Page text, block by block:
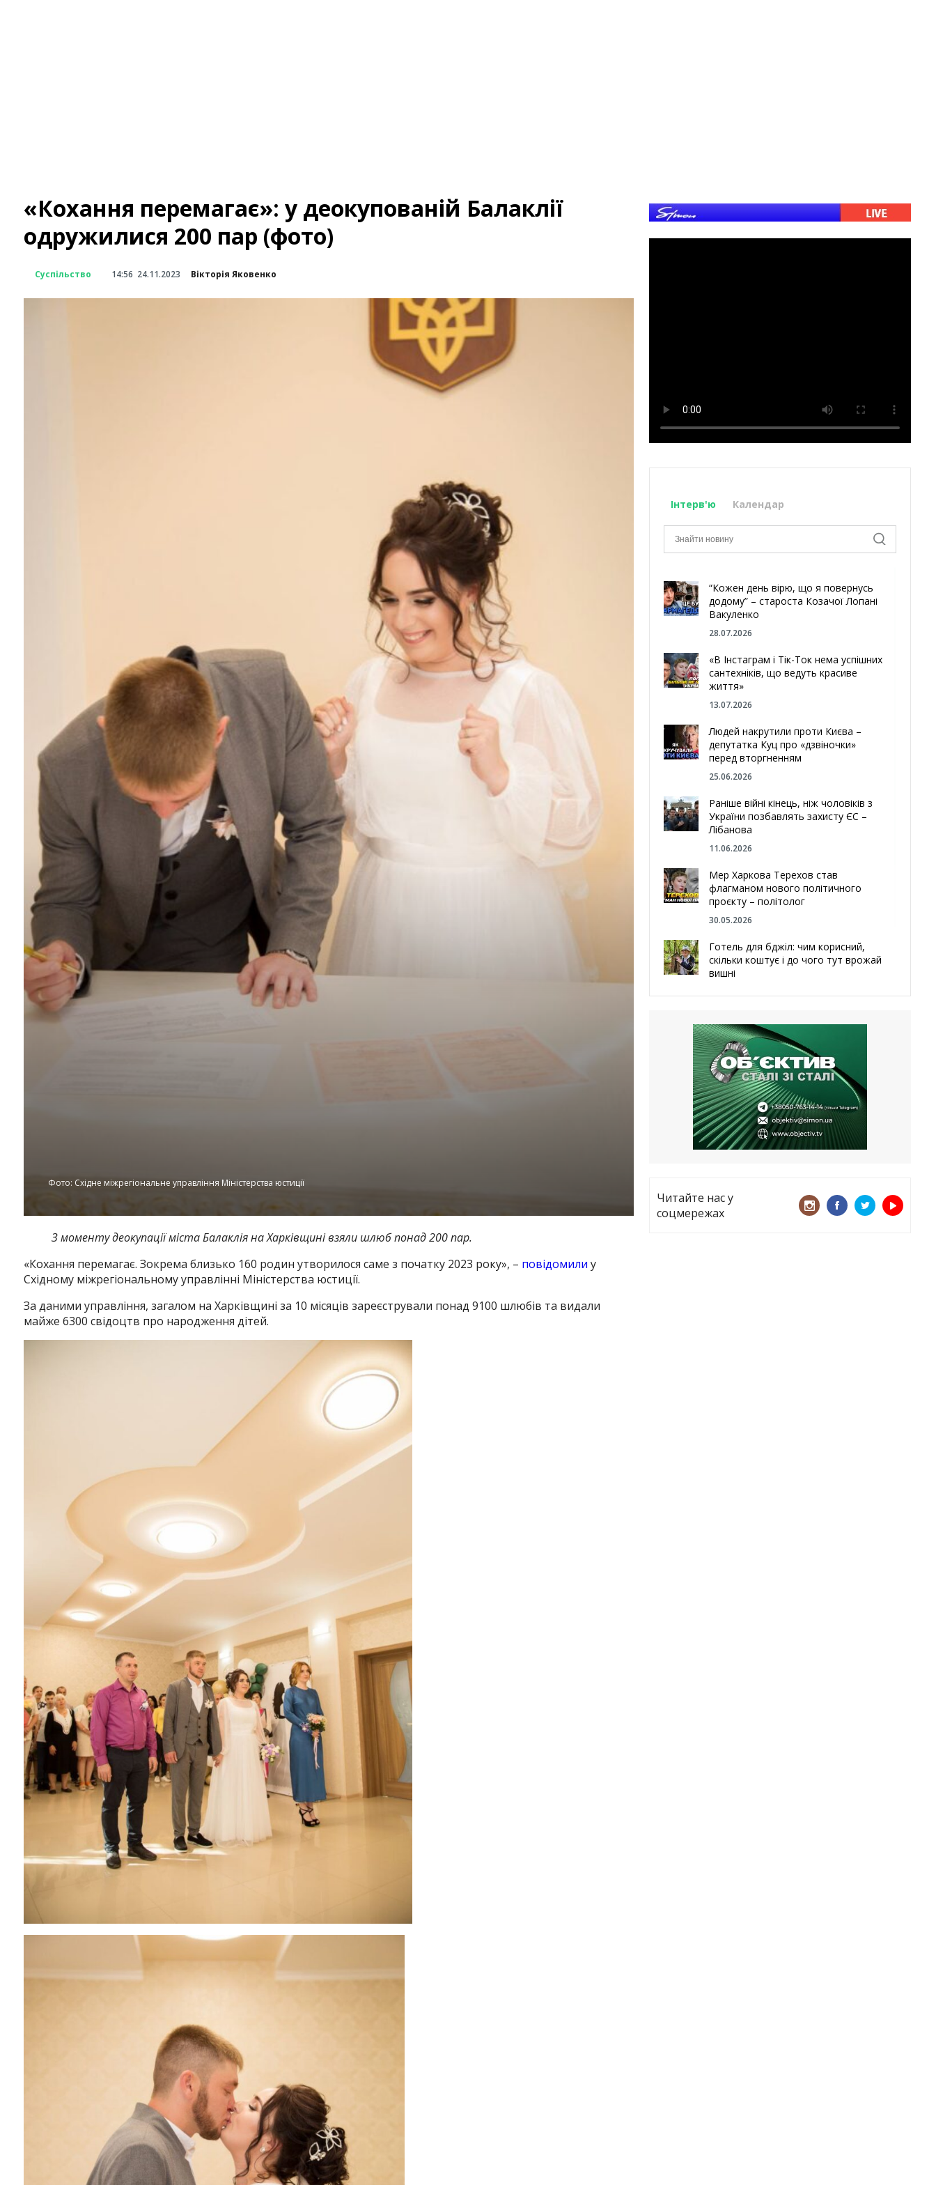
«Кохання перемагає»: у деокупованій Балаклії
одружилися 200 пар (фото)
Суспільство 14:56 24.11.2023 Вікторія Яковенко
Фото: Східне міжрегіональне управління Міністерства юстиції
З моменту деокупації міста Балаклія на Харківщині взяли шлюб понад 200 пар.
«Кохання перемагає. Зокрема близько 160 родин утворилося саме з початку 2023 року», – повідомили у
Східному міжрегіональному управлінні Міністерства юстиції.
За даними управління, загалом на Харківщині за 10 місяців зареєстрували понад 9100 шлюбів та видали
майже 6300 свідоцтв про народження дітей.
Інтерв'ю Календар
“Кожен день вірю, що я повернусь
додому” – староста Козачої Лопані
Вакуленко
28.07.2026
«В Інстаграм і Тік-Ток нема успішних
сантехніків, що ведуть красиве
життя»
13.07.2026
Людей накрутили проти Києва –
депутатка Куц про «дзвіночки»
перед вторгненням
25.06.2026
Раніше війні кінець, ніж чоловіків з
України позбавлять захисту ЄС –
Лібанова
11.06.2026
Мер Харкова Терехов став
флагманом нового політичного
проєкту – політолог
30.05.2026
Готель для бджіл: чим корисний,
скільки коштує і до чого тут врожай
вишні
Чугуєва, міста, яке встояло попри
все
21.05.2026
«ТЦК порушує закон? Нехай
платять!» Як завдяки штрафу жінку
виключили з обліку
15.05.2026
Читайте нас у
соцмережах
Instagram